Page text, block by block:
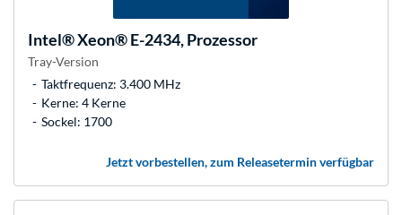
Intel®Xeon® E-2434, Prozessor
Tray-Version
Taktfrequenz: 3.400 MHz
Kerne: 4 Kerne
Sockel: 1700
Jetzt vorbestellen, zum Releasetermin verfügbar